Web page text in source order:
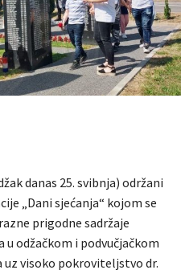
danas 25. svibnja) održani
„Dani sjećanja“ kojom se
prigodne sadržaje
odžačkom i podvučjačkom
uz visoko pokroviteljstvo dr.